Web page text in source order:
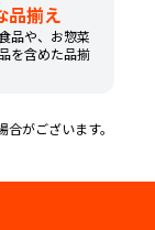
品揃え
品や、お惣菜
を含めた品揃
がございます。